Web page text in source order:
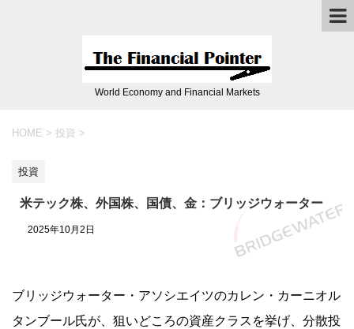
World Economy and Financial Markets
HOME > 投資 >
投資
米テック株、外国株、国債、金：ブリッジウォーター
2025年10月2日
ブリッジウォーター・アソシエイツのカレン・カーニオル
タンブール氏が、狙いどころの資産クラスを挙げ、分散投